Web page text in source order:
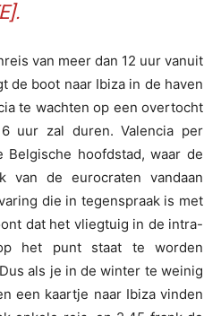
van meer dan 12 uur vanuit
de boot naar Ibiza in de haven
te wachten op een overtocht
uur zal duren. Valencia per
hoofdstad, waar de
van de eurocraten vandaan
die in tegenspraak is met
dat het vliegtuig in de intra-
het punt staat te worden
als je in de winter te weinig
een kaartje naar Ibiza vinden